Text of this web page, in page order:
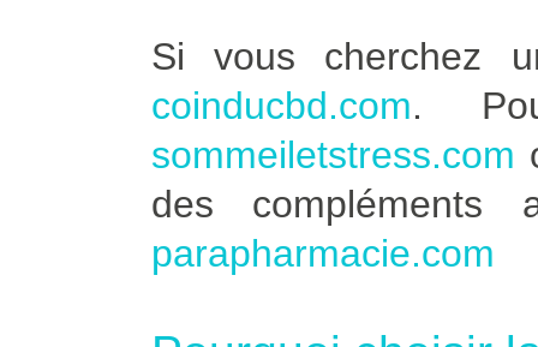
Si vous cherchez
coinducbd.com.
sommeiletstress.com
des compléments
parapharmacie.com